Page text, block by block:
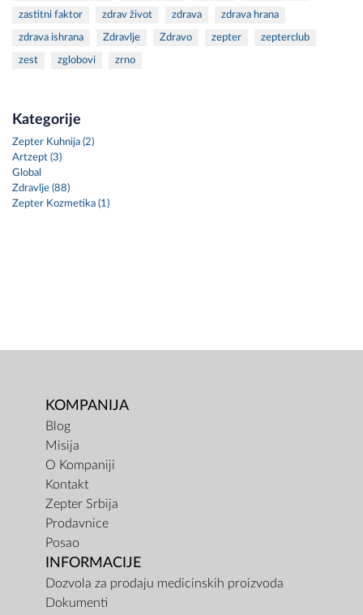
zastitni faktor zdrav život zdrava zdrava hrana
zdrava ishrana Zdravlje Zdravo zepter zepterclub
zest zglobovi zrno
Kategorije
Zepter Kuhnija (2)
Artzept (3)
Global
Zdravlje (88)
Zepter Kozmetika (1)
KOMPANIJA
Blog
Misija
O Kompaniji
Kontakt
Zepter Srbija
Prodavnice
Posao
INFORMACIJE
Dozvola za prodaju medicinskih proizvoda
Dokumenti